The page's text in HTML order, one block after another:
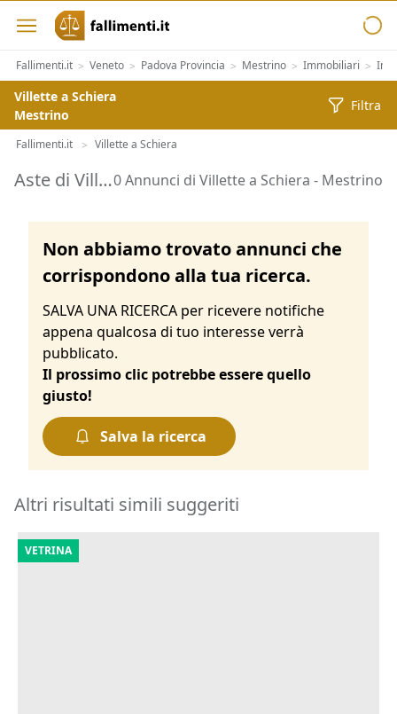
Fallimenti.it > Veneto > Padova Provincia > Mestrino > Immobiliari >
Villette a Schiera
Mestrino
Filtra
Fallimenti.it > Villette a Schiera
Aste di Villette a Schiera Mestrino0 Annunci di Villette a Schiera - Mestrino
Non abbiamo trovato annunci che
corrispondono alla tua ricerca.
SALVA UNA RICERCA per ricevere notifiche
appena qualcosa di tuo interesse verrà
pubblicato.
Il prossimo clic potrebbe essere quello
giusto!
Salva la ricerca
Altri risultati simili suggeriti
VETRINA